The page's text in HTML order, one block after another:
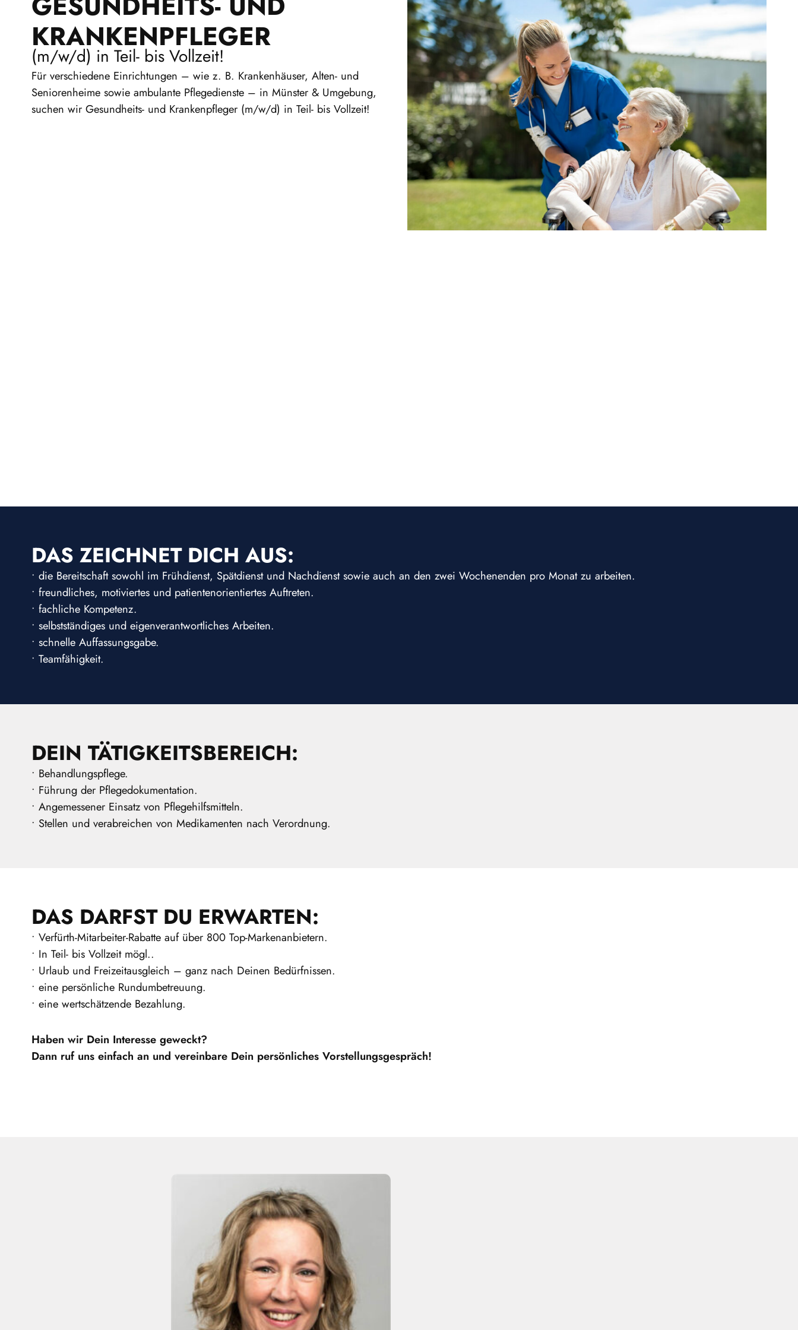
KRANKENPFLEGER
(m/w/d) in Teil- bis Vollzeit!
Für verschiedene Einrichtungen – wie z. B. Krankenhäuser, Alten- und
Seniorenheime sowie ambulante Pflegedienste – in Münster & Umgebung,
suchen wir Gesundheits- und Krankenpfleger (m/w/d) in Teil- bis Vollzeit!
DAS ZEICHNET DICH AUS:
• die Bereitschaft sowohl im Frühdienst, Spätdienst und Nachdienst sowie auch an den zwei Wochenenden pro Monat zu arbeiten.
• freundliches, motiviertes und patientenorientiertes Auftreten.
• fachliche Kompetenz.
• selbstständiges und eigenverantwortliches Arbeiten.
• schnelle Auffassungsgabe.
• Teamfähigkeit.
DEIN TÄTIGKEITSBEREICH:
• Behandlungspflege.
• Führung der Pflegedokumentation.
• Angemessener Einsatz von Pflegehilfsmitteln.
• Stellen und verabreichen von Medikamenten nach Verordnung.
DAS DARFST DU ERWARTEN:
• Verfürth-Mitarbeiter-Rabatte auf über 800 Top-Markenanbietern.
• In Teil- bis Vollzeit mögl..
• Urlaub und Freizeitausgleich – ganz nach Deinen Bedürfnissen.
• eine persönliche Rundumbetreuung.
• eine wertschätzende Bezahlung.
Haben wir Dein Interesse geweckt?
Dann ruf uns einfach an und vereinbare Dein persönliches Vorstellungsgespräch!